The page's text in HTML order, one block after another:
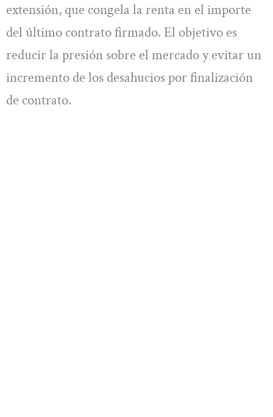
extensión, que congela la renta en el importe
del último contrato firmado. El objetivo es
reducir la presión sobre el mercado y evitar un
incremento de los desahucios por finalización
de contrato.